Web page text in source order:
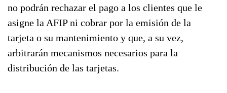
no podrán rechazar el pago a los clientes que le
asigne la AFIP ni cobrar por la emisión de la
tarjeta o su mantenimiento y que, a su vez,
arbitrarán mecanismos necesarios para la
distribución de las tarjetas.